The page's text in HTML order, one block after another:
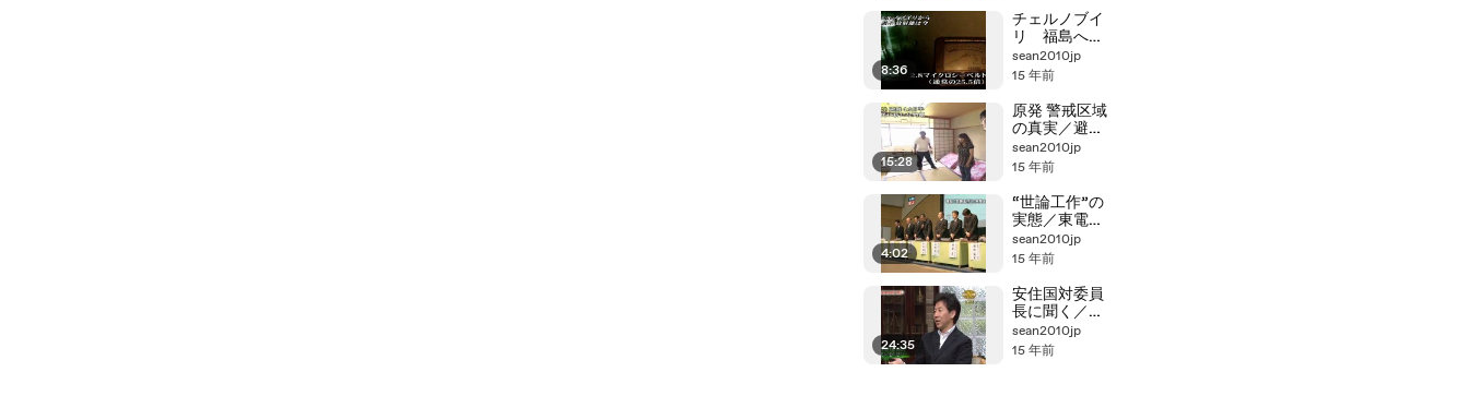
8:36
チェルノブイ
リ 福島への
教訓は・・・
sean2010jp
15 年前
15:28
原発 警戒区域
の真実／避難
住民 怒りのデ
モ
sean2010jp
15 年前
4:02
“世論工作”の
実態／東電関
連会社 元社員
の告発
sean2010jp
15 年前
24:35
安住国対委員
長に聞く／
2011-07-30
sean2010jp
15 年前